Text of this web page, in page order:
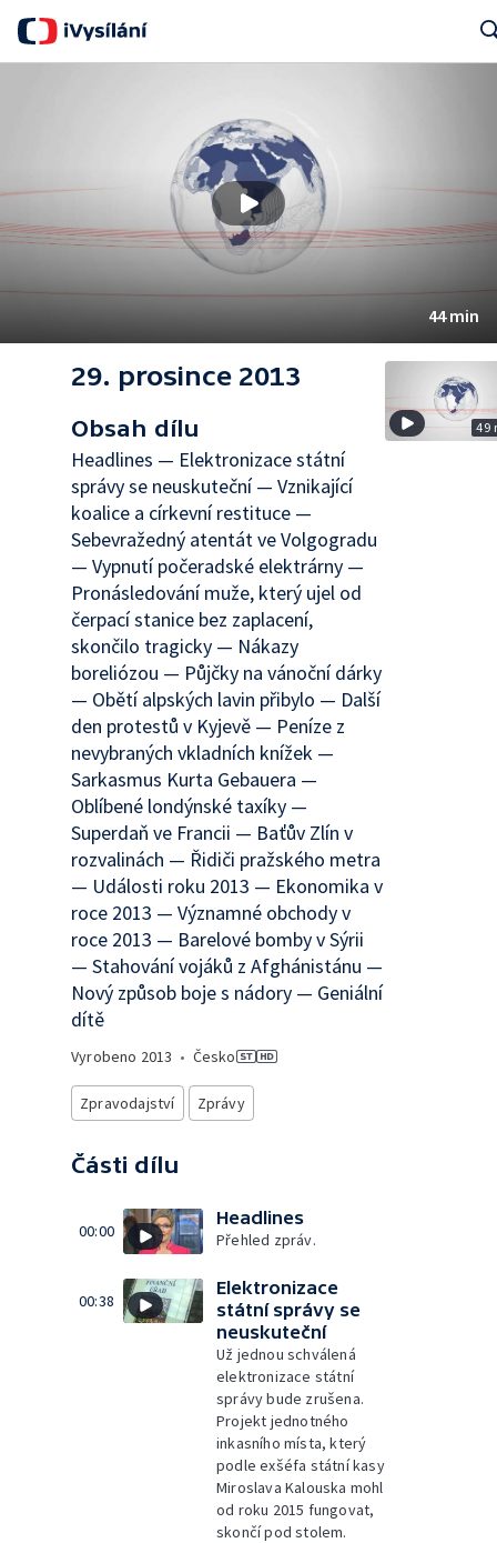
44 min
29. prosince 2013
Obsah dílu
Headlines — Elektronizace státní
správy se neuskuteční — Vznikající
koalice a církevní restituce —
Sebevražedný atentát ve Volgogradu
— Vypnutí počeradské elektrárny —
Pronásledování muže, který ujel od
čerpací stanice bez zaplacení,
skončilo tragicky — Nákazy
boreliózou — Půjčky na vánoční dárky
— Obětí alpských lavin přibylo — Další
den protestů v Kyjevě — Peníze z
nevybraných vkladních knížek —
Sarkasmus Kurta Gebauera —
Oblíbené londýnské taxíky —
Superdaň ve Francii — Baťův Zlín v
rozvalinách — Řidiči pražského metra
— Události roku 2013 — Ekonomika v
roce 2013 — Významné obchody v
roce 2013 — Barelové bomby v Sýrii
— Stahování vojáků z Afghánistánu —
Nový způsob boje s nádory — Geniální
dítě
Vyrobeno 2013 • Česko
Zpravodajství Zprávy
Části dílu
00:00
Headlines
Přehled zpráv.
00:38
Elektronizace
státní správy se
neuskuteční
Už jednou schválená
elektronizace státní
správy bude zrušena.
Projekt jednotného
inkasního místa, který
podle exšéfa státní kasy
Miroslava Kalouska mohl
od roku 2015 fungovat,
skončí pod stolem.
49